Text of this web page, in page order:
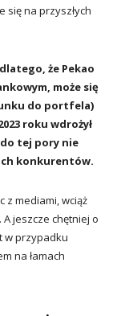
się na przyszłych
że Pekao
może się
do portfela)
roku wdrożył
tej pory nie
konkurentów.
z mediami, wciąż
jeszcze chętniej o
w przypadku
na łamach